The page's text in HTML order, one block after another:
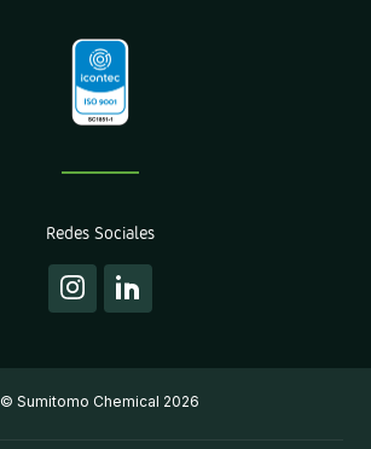
Redes Sociales
© Sumitomo Chemical 2026